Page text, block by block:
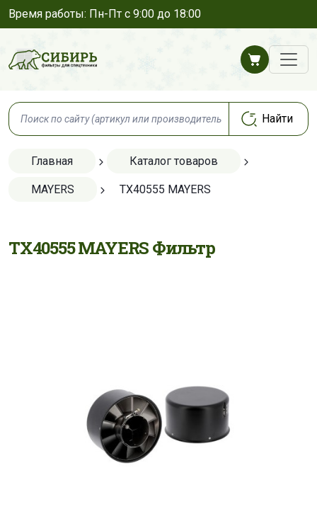
Время работы: Пн-Пт с 9:00 до 18:00
Главная Каталог товаров
MAYERS TX40555 MAYERS
TX40555 MAYERS Фильтр